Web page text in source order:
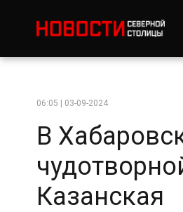
06:05 | 03-09-2024
В
Казанская